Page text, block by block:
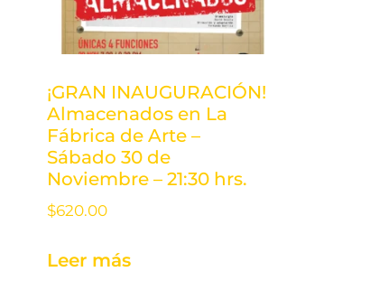
¡GRAN INAUGURACIÓN!
Almacenados en La
Fábrica de Arte –
Sábado 30 de
Noviembre – 21:30 hrs.
$620.00
Leer más